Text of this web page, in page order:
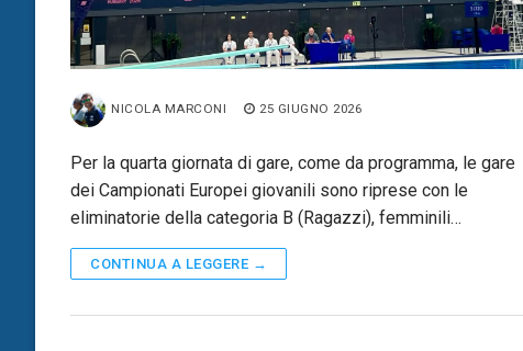
NICOLA MARCONI 25 GIUGNO 2026
Per la quarta giornata di gare, come da programma, le gare
dei Campionati Europei giovanili sono riprese con le
eliminatorie della categoria B (Ragazzi), femminili…
CONTINUA A LEGGERE →